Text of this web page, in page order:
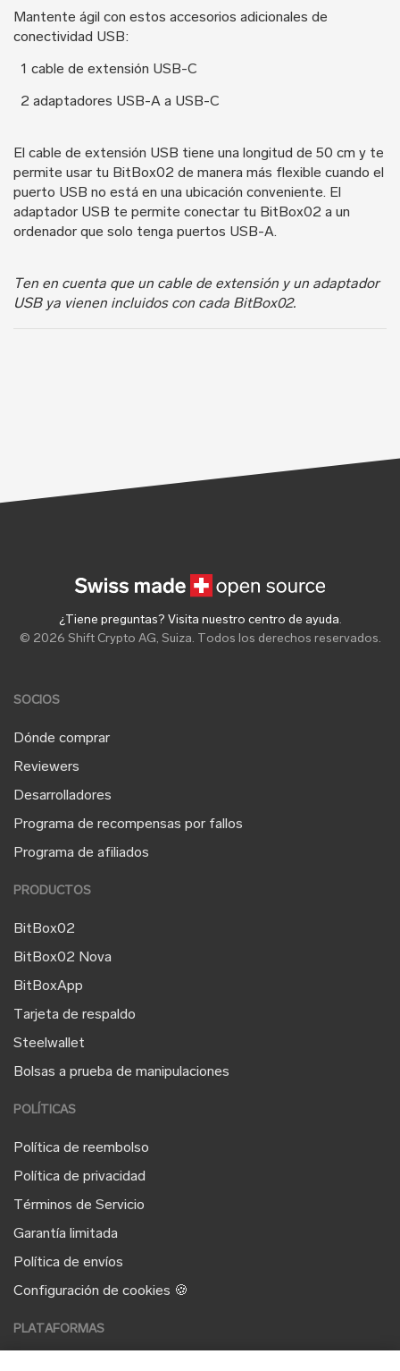
Mantente ágil con estos accesorios adicionales de
conectividad USB:
1 cable de extensión USB-C
2 adaptadores USB-A a USB-C
El cable de extensión USB tiene una longitud de 50 cm y te
permite usar tu BitBox02 de manera más flexible cuando el
puerto USB no está en una ubicación conveniente. El
adaptador USB te permite conectar tu BitBox02 a un
ordenador que solo tenga puertos USB-A.
Ten en cuenta que un cable de extensión y un adaptador
USB ya vienen incluidos con cada BitBox02.
¿Tiene preguntas? Visita nuestro centro de ayuda.
© 2026 Shift Crypto AG, Suiza. Todos los derechos reservados.
SOCIOS
Dónde comprar
Reviewers
Desarrolladores
Programa de recompensas por fallos
Programa de afiliados
PRODUCTOS
BitBox02
BitBox02 Nova
BitBoxApp
Tarjeta de respaldo
Steelwallet
Bolsas a prueba de manipulaciones
POLÍTICAS
Política de reembolso
Política de privacidad
Términos de Servicio
Garantía limitada
Política de envíos
Configuración de cookies 🍪
PLATAFORMAS